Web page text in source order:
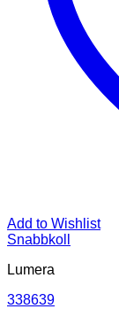
Add to Wishlist
Snabbkoll
Lumera
338639